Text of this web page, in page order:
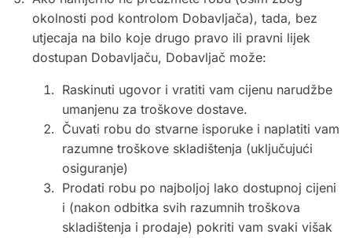
okolnosti pod kontrolom Dobavljača), tada, bez
utjecaja na bilo koje drugo pravo ili pravni lijek
dostupan Dobavljaču, Dobavljač može:
Raskinuti ugovor i vratiti vam cijenu narudžbe
umanjenu za troškove dostave.
Čuvati robu do stvarne isporuke i naplatiti vam
razumne troškove skladištenja (uključujući
osiguranje)
Prodati robu po najboljoj lako dostupnoj cijeni
i (nakon odbitka svih razumnih troškova
skladištenja i prodaje) pokriti vam svaki višak